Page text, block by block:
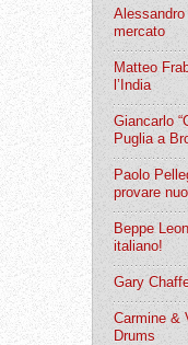
mercato
Matteo
l’India
Giancarlo
Puglia a
Paolo
provare
Beppe
italiano!
Gary
Carmine &
Drums